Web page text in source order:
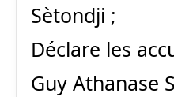
Sètondji ;
Déclare les
Guy Athanase